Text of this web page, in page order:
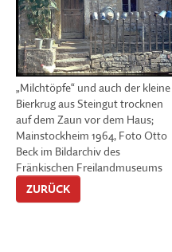
„Milchtöpfe“ und auch der kleine
Bierkrug aus Steingut trocknen
auf dem Zaun vor dem Haus;
Mainstockheim 1964, Foto Otto
Beck im Bildarchiv des
Fränkischen Freilandmuseums
ZURÜCK